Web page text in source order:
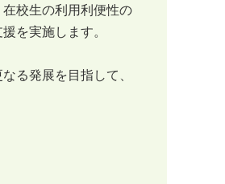
校生の利用利便性の
を実施します。
る発展を目指して、